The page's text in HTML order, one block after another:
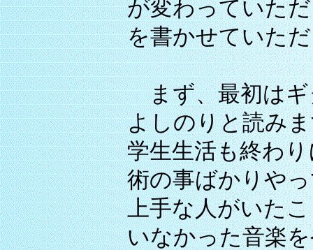
が変わっていた
を書かせていた
まず、最初はギ
よしのりと読み
学生生活も終わ
術の事ばかりや
上手な人がいた
いなかった音楽